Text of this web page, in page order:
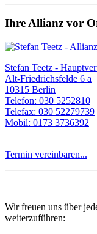
Ihre Allianz vor
Stefan Teetz -
Alt-Friedrichsfelde 6 a
10315 Berlin
Telefon: 030 5252810
Telefax: 030 52279739
Mobil: 0173 3736392
Termin vereinbaren...
Wir freuen uns über
weiterzuführen: